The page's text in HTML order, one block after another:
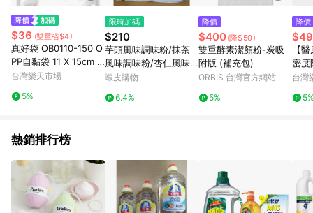
不符合回饋資格。 (7) 若上述或其他原因，致使消費者無接收到
點數回饋或點數回饋有爭議，台灣樂天市場保有更改條款與法律
追訴之權利，活動詳情以樂天市場網站公告為準。
$36 (雙重省$4)
真好袋 OB0110-150 O
PP自黏袋 11 X 15cm -
100個入 / 包【APP滿
號最高1000點)】8/31
台灣樂天市場
5%
限時加碼
$210
芋頭風味調味粉/抹茶
風味調味粉/杏仁風味
調味粉/雞蛋布丁粉 1K
蝦皮購物
6.4%
降價
$400 (降$50)
雙重酵素潔顏粉-炭吸
附版 (補充包)
ORBIS 台灣官方網站
5%
降價
$49
【
密度
台灣
熱銷排行榜